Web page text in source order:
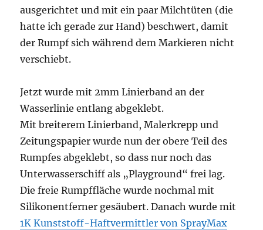
ausgerichtet und mit ein paar Milchtüten (die
hatte ich gerade zur Hand) beschwert, damit
der Rumpf sich während dem Markieren nicht
verschiebt.
Jetzt wurde mit 2mm Linierband an der
Wasserlinie entlang abgeklebt.
Mit breiterem Linierband, Malerkrepp und
Zeitungspapier wurde nun der obere Teil des
Rumpfes abgeklebt, so dass nur noch das
Unterwasserschiff als „Playground“ frei lag.
Die freie Rumpffläche wurde nochmal mit
Silikonentferner gesäubert. Danach wurde mit
1K Kunststoff-Haftvermittler von SprayMax